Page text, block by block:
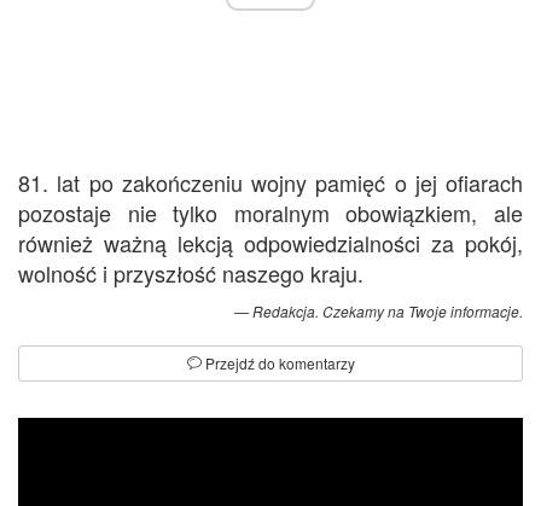
81. lat po zakończeniu wojny pamięć o jej ofiarach
pozostaje nie tylko moralnym obowiązkiem, ale
również ważną lekcją odpowiedzialności za pokój,
wolność i przyszłość naszego kraju.
Redakcja. Czekamy na Twoje informacje.
Przejdź do komentarzy